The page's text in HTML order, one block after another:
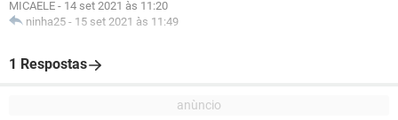
MICAELE - 14 set 2021 às 11:20
ninha25 - 15 set 2021 às 11:49
1 Respostas